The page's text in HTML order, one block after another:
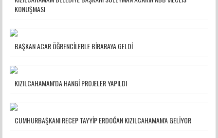
KONUŞMASI
BAŞKAN ACAR ÖĞRENCİLERLE BİRARAYA GELDİ
KIZILCAHAMAM'DA HANGİ PROJELER YAPILDI
CUMHURBAŞKANI RECEP TAYYİP ERDOĞAN KIZILCAHAMAM'A GELİYOR